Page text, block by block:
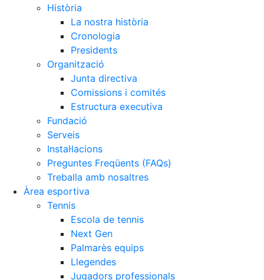
Història
La nostra història
Cronologia
Presidents
Organització
Junta directiva
Comissions i comités
Estructura executiva
Fundació
Serveis
Instal·lacions
Preguntes Freqüents (FAQs)
Treballa amb nosaltres
Àrea esportiva
Tennis
Escola de tennis
Next Gen
Palmarès equips
Llegendes
Jugadors professionals